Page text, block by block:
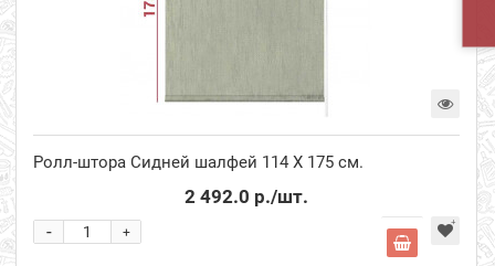
Ролл-штора Сидней шалфей 114 Х 175 см.
2 492.0 р./шт.
+
-